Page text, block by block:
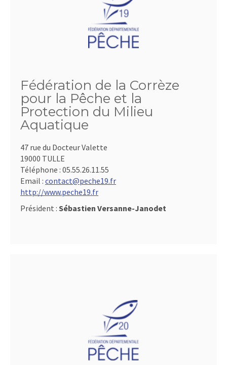
Fédération de la Corrèze
pour la Pêche et la
Protection du Milieu
Aquatique
47 rue du Docteur Valette
19000 TULLE
Téléphone : 05.55.26.11.55
Email : contact@peche19.fr
http://www.peche19.fr
Président : Sébastien Versanne-Janodet